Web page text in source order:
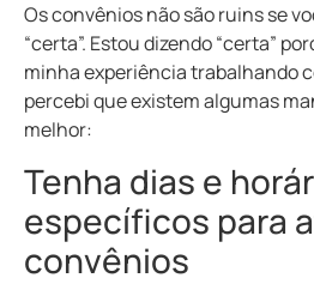
Os convênios não são ruins se
“certa”. Estou dizendo “certa”
minha experiência trabalhando
percebi que existem algumas
melhor:
Tenha dias e
específicos para
convênios